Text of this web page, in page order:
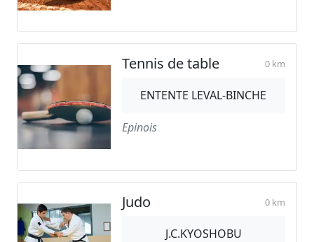
Tennis de table 0 km
ENTENTE LEVAL-BINCHE
Epinois
Judo 0 km
J.C.KYOSHOBU